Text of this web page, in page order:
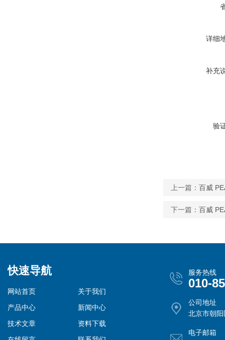
详细
补充
验
上一篇： 百威
下一篇： 百威
快速导航
网站首页
关于我们
产品中心
新闻中心
技术文章
资料下载
服务热线
010-
公司地址
北京市朝
电子邮箱